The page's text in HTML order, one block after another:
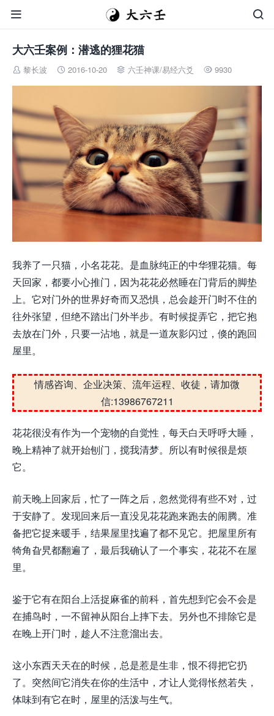


大六壬案例：潜逃的狸花猫
 黎长波  2016-10-20  六壬神课/易经六爻  9930
我养了一只猫，小名花花。是血脉纯正的中华狸花猫。每
天回家，都要小心推门，因为花花必然睡在门背后的脚垫
上。它对门外的世界好奇而又恐惧，总会趁开门时不住的
往外张望，但绝不踏出门外半步。有时候捉弄它，把它抱
去放在门外，只要一沾地，就是一道灰影闪过，倏的跑回
屋里。
情感咨询、企业决策、流年运程、收徒，请加微
信:13986767211
花花很没有作为一个宠物的自觉性，每天白天呼呼大睡，
晚上精神了就开始刨门，搅我清梦。所以有时候很是烦
它。
前天晚上回家后，忙了一阵之后，忽然觉得有些不对，过
于安静了。发现回来后一直没见花花跑来跑去的闹腾。准
备把它捉来暖手，结果屋里找遍了都不见它。把屋里所有
犄角旮旯都翻遍了，最后我确认了一个事实，花花不在屋
里。
鉴于它有在阳台上活捉麻雀的前科，首先想到它会不会是
在捕鸟时，一不留神从阳台上摔下去。另外也不排除它是
在晚上开门时，趁人不注意溜出去。
这小东西天天在的时候，总是惹是生非，恨不得把它扔
了。突然间它消失在你的生活中，才让人觉得怅然若失，
体味到有它在时，屋里的活泼与生气。